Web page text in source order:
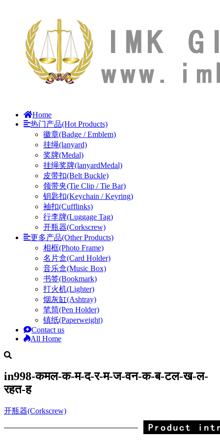
Home
热门产品(Hot Products)
徽章(Badge / Emblem)
挂绳(lanyard)
奖牌(Medal)
挂绳奖牌(lanyardMedal)
皮带扣(Belt Buckle)
领带夹(Tie Clip / Tie Bar)
钥匙扣(Keychain / Keyring)
袖扣(Cufflinks)
行李牌(Luggage Tag)
开瓶器(Corkscrew)
更多产品(Other Products)
相框(Photo Frame)
名片盒(Card Holder)
音乐盒(Music Box)
书签(Bookmark)
打火机(Lighter)
烟灰缸(Ashtray)
笔筒(Pen Holder)
镇纸(Paperweight)
Contact us
All Home
in998-कमल-क-म-द-र-म-ज-वन-क-ब-टल-ख-ल-
रहत-ह
开瓶器(Corkscrew)